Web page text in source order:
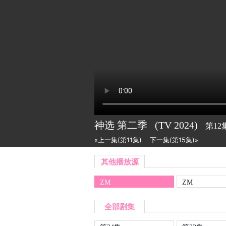
神选 第二季 (TV 2024) 第12
«上一集(第11集) 下一集(第15集)»
其他播放源
ZM ZM
全部剧集